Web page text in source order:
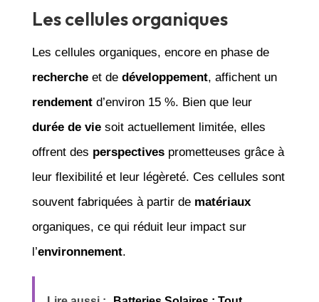
Les cellules organiques
Les cellules organiques, encore en phase de
rechercheet de développement, affichent un
rendementd’environ 15 %. Bien que leur
durée de viesoit actuellement limitée, elles
offrent des perspectivesprometteuses grâce à
leur flexibilité et leur légèreté. Ces cellules sont
souvent fabriquées à partir de matériaux
organiques, ce qui réduit leur impact sur
l’environnement.